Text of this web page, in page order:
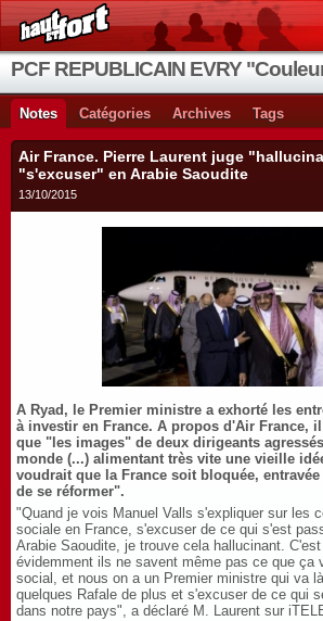
Notes Catégories Archives Tags
Air France. Pierre Laurent juge
"s'excuser" en Arabie Saoudite
13/10/2015
A Ryad, le Premier ministre a exhorté les
à investir en France. A propos d'Air France,
que "les images" de deux dirigeants
monde (...) alimentant très vite une vieille
voudrait que la France soit bloquée,
de se réformer".
"Quand je vois Manuel Valls s'expliquer sur les
sociale en France, s'excuser de ce qui s'est
Arabie Saoudite, je trouve cela hallucinant.
évidemment ils ne savent même pas ce que ça
social, et nous on a un Premier ministre qui va
quelques Rafale de plus et s'excuser de ce qui
dans notre pays", a déclaré M. Laurent sur